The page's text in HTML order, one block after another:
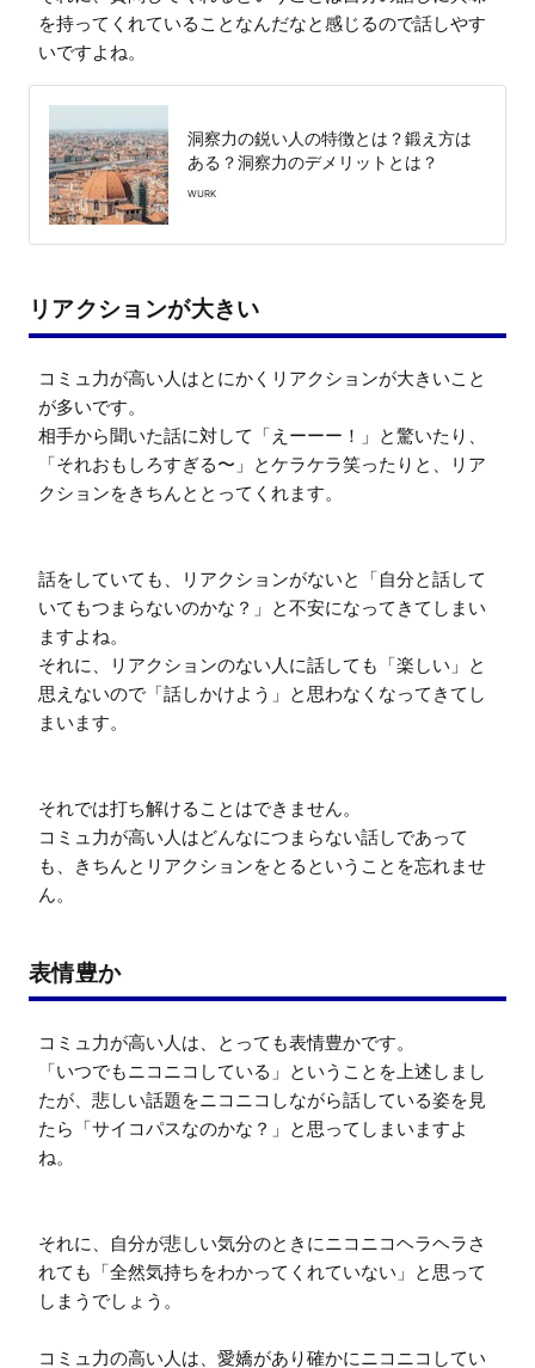
を持ってくれていることなんだなと感じるので話しやす
いですよね。
洞察力の鋭い人の特徴とは？鍛え方は
ある？洞察力のデメリットとは？
WURK
リアクションが大きい
コミュ力が高い人はとにかくリアクションが大きいこと
が多いです。
相手から聞いた話に対して「えーーー！」と驚いたり、
「それおもしろすぎる〜」とケラケラ笑ったりと、リア
クションをきちんととってくれます。
話をしていても、リアクションがないと「自分と話して
いてもつまらないのかな？」と不安になってきてしまい
ますよね。
それに、リアクションのない人に話しても「楽しい」と
思えないので「話しかけよう」と思わなくなってきてし
まいます。
それでは打ち解けることはできません。
コミュ力が高い人はどんなにつまらない話しであって
も、きちんとリアクションをとるということを忘れませ
ん。
表情豊か
コミュ力が高い人は、とっても表情豊かです。
「いつでもニコニコしている」ということを上述しまし
たが、悲しい話題をニコニコしながら話している姿を見
たら「サイコパスなのかな？」と思ってしまいますよ
ね。
それに、自分が悲しい気分のときにニコニコヘラヘラさ
れても「全然気持ちをわかってくれていない」と思って
しまうでしょう。
コミュ力の高い人は、愛嬌があり確かにニコニコしてい